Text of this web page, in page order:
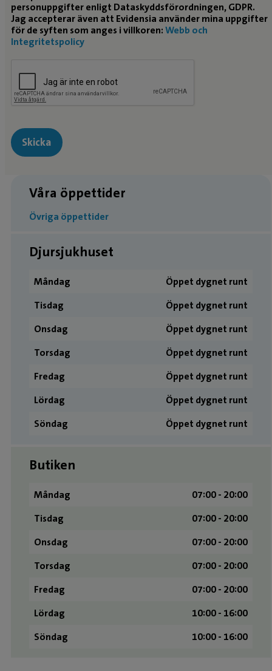
personuppgifter enligt Dataskyddsförordningen, GDPR.
Jag accepterar även att Evidensia använder mina uppgifter
för de syften som anges i villkoren:Webb och
Integritetspolicy
Våra öppettider
Övriga öppettider
Djursjukhuset
Måndag
Öppet dygnet runt
Tisdag
Öppet dygnet runt
Onsdag
Öppet dygnet runt
Torsdag
Öppet dygnet runt
Fredag
Öppet dygnet runt
Lördag
Öppet dygnet runt
Söndag
Öppet dygnet runt
Butiken
Måndag
07:00 - 20:00
Tisdag
07:00 - 20:00
Onsdag
07:00 - 20:00
Torsdag
07:00 - 20:00
Fredag
07:00 - 20:00
Lördag
10:00 - 16:00
Söndag
10:00 - 16:00